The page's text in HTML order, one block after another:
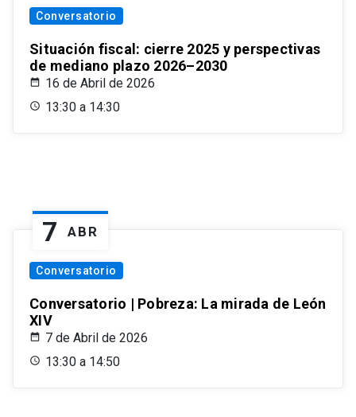
Conversatorio
Situación fiscal: cierre 2025 y perspectivas
de mediano plazo 2026–2030
16 de Abril de 2026
13:30 a 14:30
7 ABR
Conversatorio
Conversatorio | Pobreza: La mirada de León
XIV
7 de Abril de 2026
13:30 a 14:50